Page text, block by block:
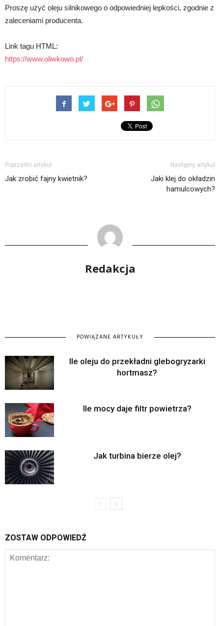
Proszę użyć oleju silnikowego o odpowiedniej lepkości, zgodnie z
zaleceniami producenta.
Link tagu HTML:
https://www.oliwkowo.pl/
Poprzedni artykuł
Jak zrobić fajny kwietnik?
Następny artykuł
Jaki klej do okładzin
hamulcowych?
Redakcja
POWIĄZANE ARTYKUŁY
Ile oleju do przekładni glebogryzarki
hortmasz?
Ile mocy daje filtr powietrza?
Jak turbina bierze olej?
ZOSTAW ODPOWIEDŹ